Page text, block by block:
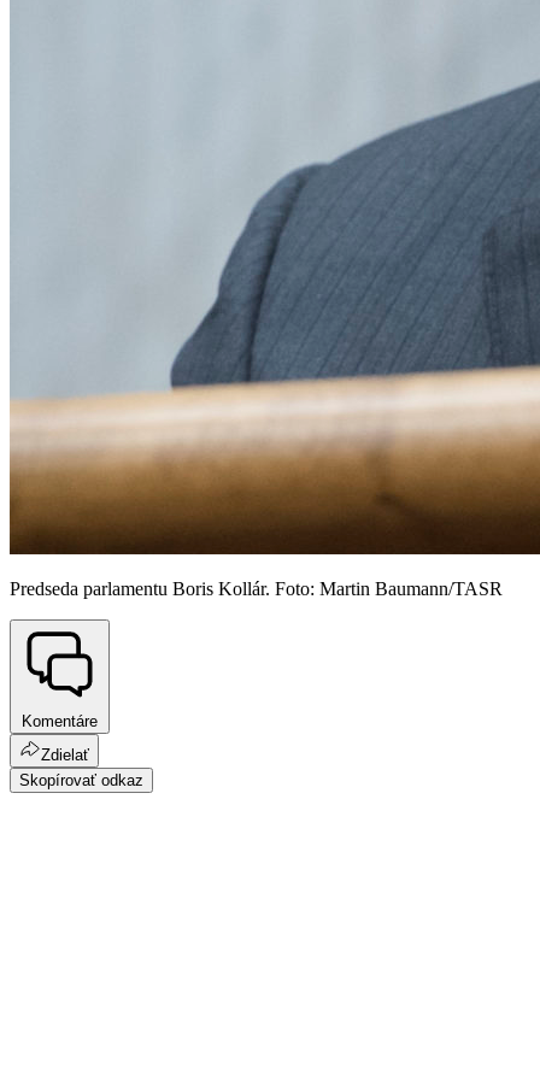
Predseda parlamentu Boris Kollár. Foto: Martin Baumann/TASR
Komentáre
Zdielať
Skopírovať odkaz